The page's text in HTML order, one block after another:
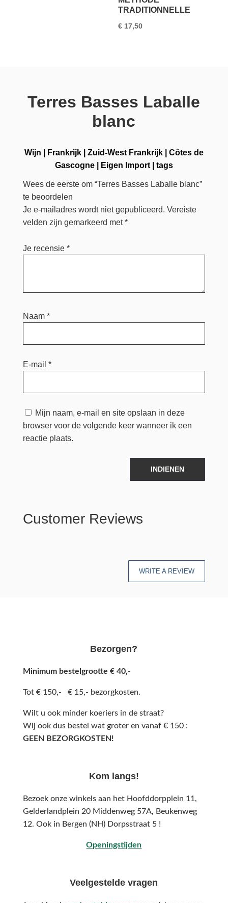
TRADITIONNELLE
€ 17,50
Terres Basses Laballe
blanc
Wijn Frankrijk| Zuid-West Frankrijk| Côtes de
Gascogne| Eigen Import| tags
Wees de eerste om “Terres Basses Laballe blanc”
te beoordelen
Je e-mailadres wordt niet gepubliceerd. Vereiste
velden zijn gemarkeerd met*
Je recensie *
Naam *
E-mail *
Mijn naam, e-mail en site opslaan in deze
browser voor de volgende keer wanneer ik een
reactie plaats.
INDIENEN
Customer Reviews
WRITE A REVIEW
Bezorgen?
Minimum bestelgrootte € 40,-
Tot € 150,- € 15,- bezorgkosten.
Wilt u ook minder koeriers in de straat?
Wij ook dus bestel wat groter en vanaf € 150 :
GEEN BEZORGKOSTEN!
Kom langs!
Bezoek onze winkels aan het Hoofddorpplein 11,
Gelderlandplein 20 Middenweg 57A, Beukenweg
12. Ook in Bergen (NH) Dorpsstraat 5 !
Openingstijden
Veelgestelde vragen